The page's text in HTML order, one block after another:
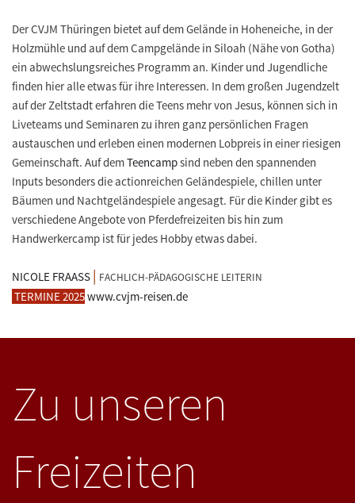
Der CVJM Thüringen bietet auf dem Gelände in Hoheneiche, in der
Holzmühle und auf dem Campgelände in Siloah (Nähe von Gotha)
ein abwechslungsreiches Programm an. Kinder und Jugendliche
finden hier alle etwas für ihre Interessen. In dem großen Jugendzelt
auf der Zeltstadt erfahren die Teens mehr von Jesus, können sich in
Liveteams und Seminaren zu ihren ganz persönlichen Fragen
austauschen und erleben einen modernen Lobpreis in einer riesigen
Gemeinschaft. Auf demTeencampsind neben den spannenden
Inputs besonders die actionreichen Geländespiele, chillen unter
Bäumen und Nachtgeländespiele angesagt. Für die Kinder gibt es
verschiedene Angebote von Pferdefreizeiten bis hin zum
Handwerkercamp ist für jedes Hobby etwas dabei.
NICOLE FRAASS | FACHLICH-PÄDAGOGISCHE LEITERIN
TERMINE 2025www.cvjm-reisen.de
Zu unseren
Freizeiten